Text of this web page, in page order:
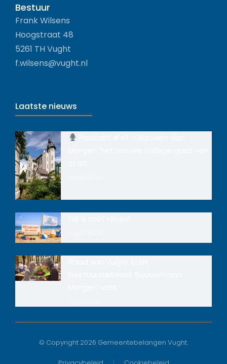
Bestuur
Frank Wilsens
Hoogstraat 48
5261 TH Vught
f.wilsens@vught.nl
Laatste nieuws
© Copyright 2026 Gemeentebelangen Vught.